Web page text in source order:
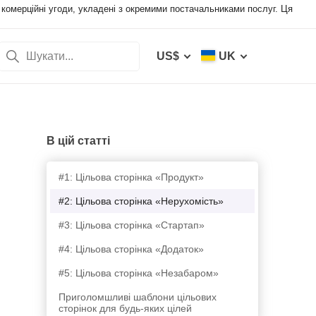
угоди, укладені з окремими постачальниками послуг. Ця
US$ UK
В цій статті
#1: Цільова сторінка «Продукт»
#2: Цільова сторінка «Нерухомість»
#3: Цільова сторінка «Стартап»
#4: Цільова сторінка «Додаток»
#5: Цільова сторінка «Незабаром»
Приголомшливі шаблони цільових
сторінок для будь-яких цілей